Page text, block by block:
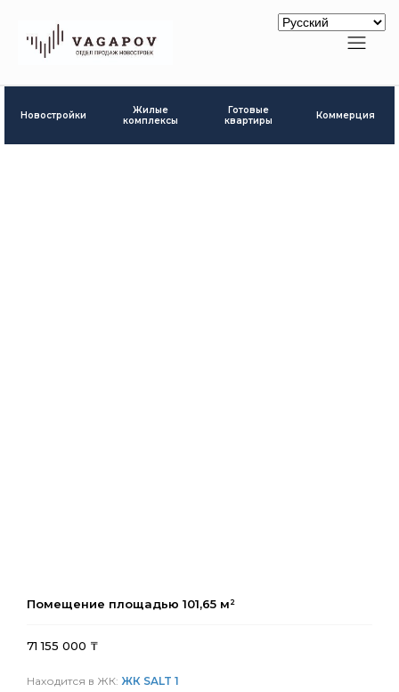
Новостройки
Жилые
комплексы
Готовые
квартиры
Коммерция
Помещение площадью 101,65 м²
71 155 000 ₸
Находится в ЖК: ЖК SALT 1